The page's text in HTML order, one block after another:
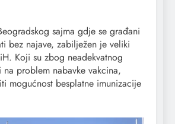
sajma gdje se građani
bez najave, zabilježen je veliki
Koji su zbog neadekvatnog
problem nabavke vakcina,
mogućnost besplatne imunizacije